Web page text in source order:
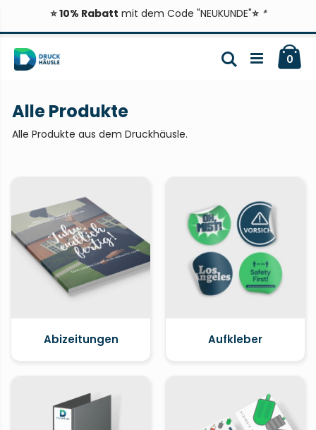
⭐ 10% Rabatt mit dem Code "NEUKUNDE"⭐ *
Inhalt
springen
0
Suche
Alle Produkte
Alle Produkte aus dem Druckhäusle.
Abizeitungen Aufkleber